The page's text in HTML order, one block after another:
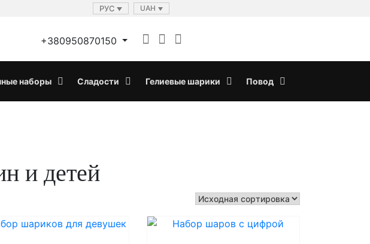
РУС UAH
+380950870150
наборы Сладости Гелиевые шарики Повод
и детей